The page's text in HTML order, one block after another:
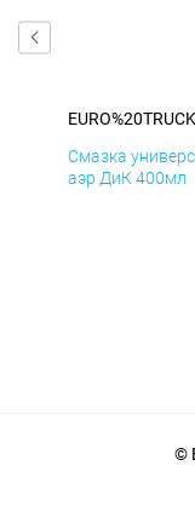
Смазка
аэр ДиК 400мл
©